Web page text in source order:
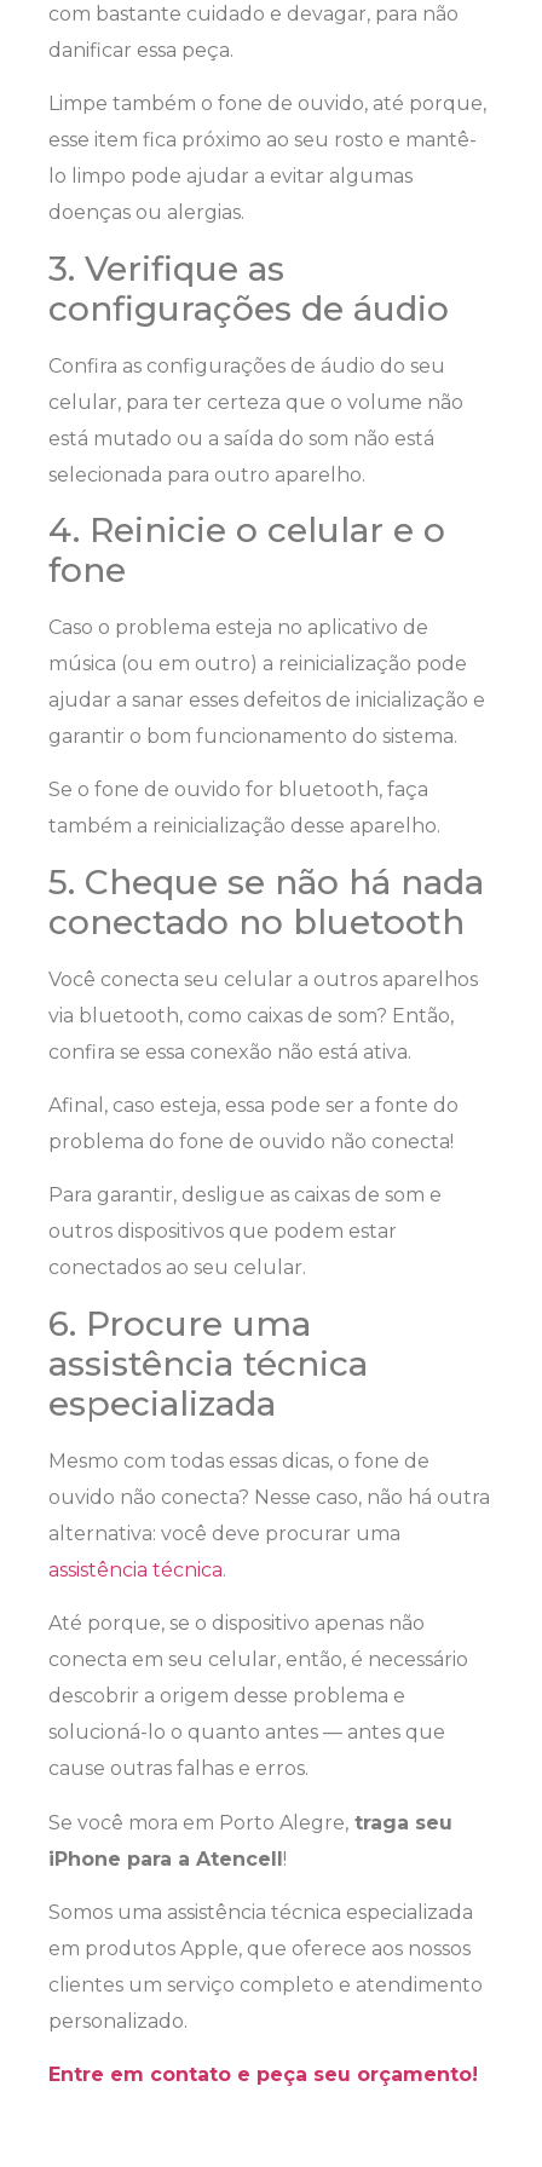
com bastante cuidado e devagar, para não
danificar essa peça.
Limpe também o fone de ouvido, até porque,
esse item fica próximo ao seu rosto e mantê-
lo limpo pode ajudar a evitar algumas
doenças ou alergias.
3. Verifique as
configurações de áudio
Confira as configurações de áudio do seu
celular, para ter certeza que o volume não
está mutado ou a saída do som não está
selecionada para outro aparelho.
4. Reinicie o celular e o
fone
Caso o problema esteja no aplicativo de
música (ou em outro) a reinicialização pode
ajudar a sanar esses defeitos de inicialização e
garantir o bom funcionamento do sistema.
Se o fone de ouvido for bluetooth, faça
também a reinicialização desse aparelho.
5. Cheque se não há nada
conectado no bluetooth
Você conecta seu celular a outros aparelhos
via bluetooth, como caixas de som? Então,
confira se essa conexão não está ativa.
Afinal, caso esteja, essa pode ser a fonte do
problema do fone de ouvido não conecta!
Para garantir, desligue as caixas de som e
outros dispositivos que podem estar
conectados ao seu celular.
6. Procure uma
assistência técnica
especializada
Mesmo com todas essas dicas, o fone de
ouvido não conecta? Nesse caso, não há outra
alternativa: você deve procurar uma
assistência técnica.
Até porque, se o dispositivo apenas não
conecta em seu celular, então, é necessário
descobrir a origem desse problema e
solucioná-lo o quanto antes — antes que
cause outras falhas e erros.
Se você mora em Porto Alegre, traga seu
iPhone para a Atencell!
Somos uma assistência técnica especializada
em produtos Apple, que oferece aos nossos
clientes um serviço completo e atendimento
personalizado.
Entre em contato e peça seu orçamento!